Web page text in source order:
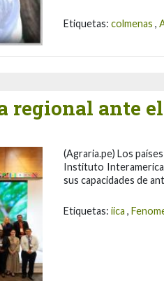
Etiquetas: colmenas ,
regional ante
(Agraria.pe) Los
Instituto
sus capacidades de
Etiquetas: iica ,